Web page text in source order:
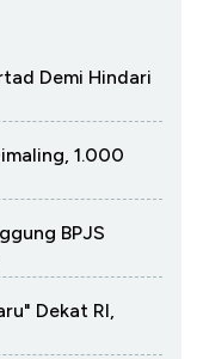
Demi Hindari
1.000
BPJS
Dekat RI,